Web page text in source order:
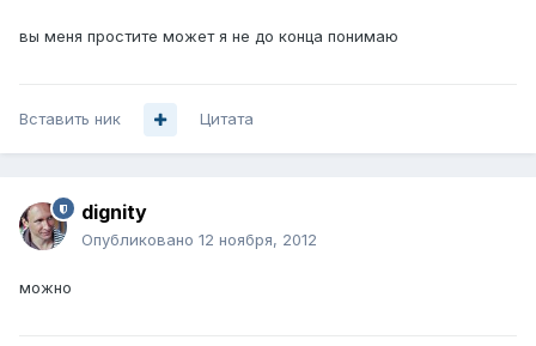
вы меня простите может я не до конца понимаю
Вставить ник Цитата
dignity
Опубликовано 12 ноября, 2012
можно